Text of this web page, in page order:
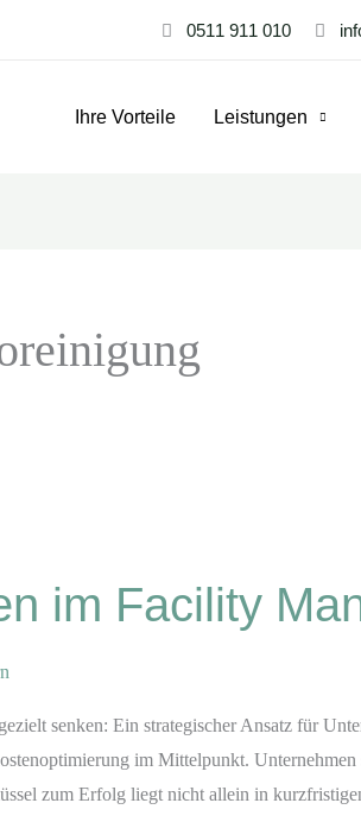
0511 911 010
Ihre Vorteile Leistungen
im Facility
senken: Ein strategischer Ansatz für
im Mittelpunkt.
zum Erfolg liegt nicht allein in